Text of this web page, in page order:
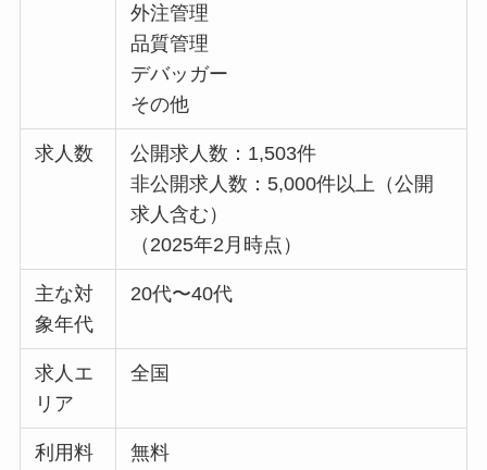
外注管理
品質管理
デバッガー
その他
求人数
公開求人数：1,503件
非公開求人数：5,000件以上（公開
求人含む）
（2025年2月時点）
主な対
象年代
20代〜40代
求人エ
リア
全国
利用料
無料